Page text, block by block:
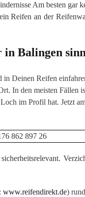
Am besten gar
Reifen an der
Balingen
in Deinen Reifen
In den meisten Fällen
im Profil hat. Jetzt
www.reifendirekt.de)